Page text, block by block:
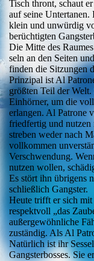
Tisch thront, schaut
auf seine Untertanen.
klein und unwürdig
berüchtigten
Die Mitte des
seln an den Seiten
finden die Sitzungen
Prinzipal ist Al
größten Teil der
Einhörner, um die
erlangen. Al Patrone
friedfertig und nutzen
streben weder nach
vollkommen
Verschwendung.
nutzen wollen,
Es stört ihn übrigens
schließlich Gangster.
Heute trifft er sich
respektvoll „das
außergewöhnliche
zuständig. Als Al
Natürlich ist ihr
Gangsterbosses. Sie